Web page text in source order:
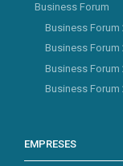
Business Forum
Business Forum
Business Forum
Business Forum
Business Forum
EMPRESES